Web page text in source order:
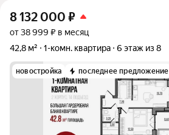
8 132 000 ₽
от 38 999 ₽ в месяц
42,8 м²
1-комн. квартира 6 этаж из 8
новостройка последнее предложение